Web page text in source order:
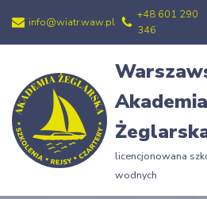
Przejdź
treści
info@wiatr.waw.pl
+48 601 290
346
Akademia
licencjonowana
wodnych